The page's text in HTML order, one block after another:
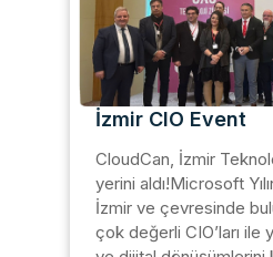
İzmir CIO Event
CloudCan, İzmir
yerini aldı!Microsoft
İzmir ve çevresinde
çok değerli CIO’ları ile